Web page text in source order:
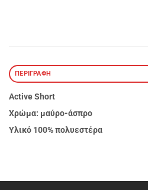
ΠΕΡΙΓΡΑΦΉ
Active Short
Χρώμα: μαύρο-άσπρο
Υλικό 100% πολυεστέρα